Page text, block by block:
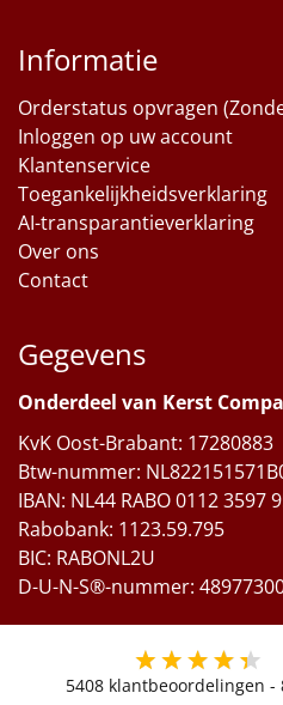
Informatie
Orderstatus opvragen
Inloggen op uw account
Klantenservice
Toegankelijkheidsverklaring
AI-transparantieverklaring
Over ons
Contact
Gegevens
Onderdeel van Kerst
KvK Oost-Brabant: 17280883
Btw-nummer:
IBAN: NL44 RABO 0112 3597
Rabobank: 1123.59.795
BIC: RABONL2U
D-U-N-S®-nummer:
5408 klantbeoordelingen -